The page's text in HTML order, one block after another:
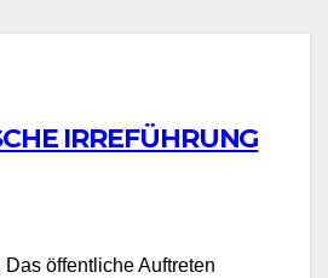
IRREFÜHRUNG
Das öffentliche Auftreten